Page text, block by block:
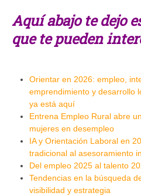
Aquí abajo te dejo
que te pueden
Orientar en 2026: empleo,
emprendimiento y desarrollo
ya está aquí
Entrena Empleo Rural abre
mujeres en desempleo
IA y Orientación Laboral en
tradicional al asesoramiento
Del empleo 2025 al talento
Tendencias en la búsqueda
visibilidad y estrategia